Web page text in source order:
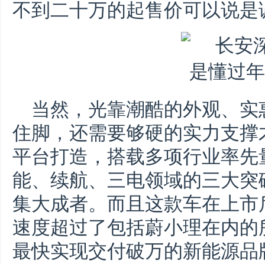
不到二十万的起售价可以说
当然，光靠潮酷的外观、
住脚，还需要够硬的实力支
平台打造，搭载多项行业率
能、续航、三电领域的三大
集大成者。而且这款车在上
速度超过了包括蔚小理在内
最快实现交付破万的新能源品